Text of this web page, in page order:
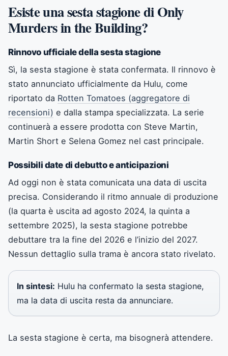
Esiste una sesta stagione di Only
Murders in the Building?
Rinnovo ufficiale della sesta stagione
Sì, la sesta stagione è stata confermata. Il rinnovo è
stato annunciato ufficialmente da Hulu, come
riportato da Rotten Tomatoes (aggregatore di
recensioni) e dalla stampa specializzata. La serie
continuerà a essere prodotta con Steve Martin,
Martin Short e Selena Gomez nel cast principale.
Possibili date di debutto e anticipazioni
Ad oggi non è stata comunicata una data di uscita
precisa. Considerando il ritmo annuale di produzione
(la quarta è uscita ad agosto 2024, la quinta a
settembre 2025), la sesta stagione potrebbe
debuttare tra la fine del 2026 e l’inizio del 2027.
Nessun dettaglio sulla trama è ancora stato rivelato.
In sintesi: Hulu ha confermato la sesta stagione,
ma la data di uscita resta da annunciare.
La sesta stagione è certa, ma bisognerà attendere.